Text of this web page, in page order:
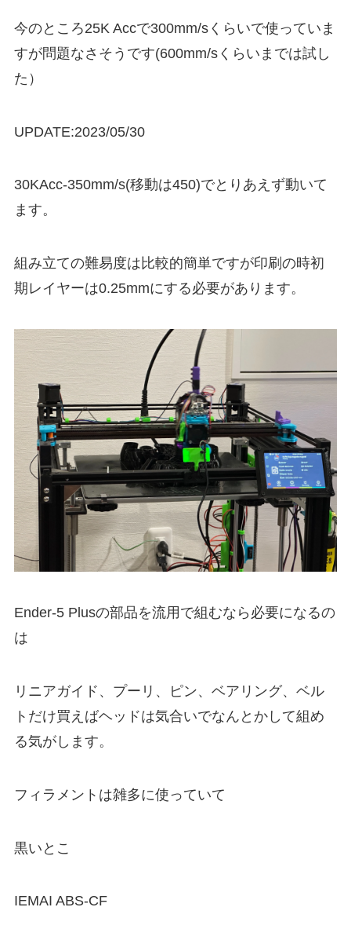
今のところ25K Accで300mm/sくらいで使っていま
すが問題なさそうです(600mm/sくらいまでは試し
た）
UPDATE:2023/05/30
30KAcc-350mm/s(移動は450)でとりあえず動いて
ます。
組み立ての難易度は比較的簡単ですが印刷の時初
期レイヤーは0.25mmにする必要があります。
Ender-5 Plusの部品を流用で組むなら必要になるの
は
リニアガイド、プーリ、ピン、ベアリング、ベル
トだけ買えばヘッドは気合いでなんとかして組め
る気がします。
フィラメントは雑多に使っていて
黒いとこ
IEMAI ABS-CF